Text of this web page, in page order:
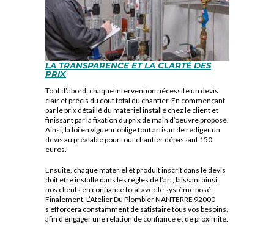
LA TRANSPARENCEET LA CLARTÉDES
PRIX
Tout d’abord, chaque intervention nécessite un devis
clair et précis du cout total du chantier. En commençant
par le prix détaillé du materiel installé chez le client et
finissant par la fixation du prix de main d’oeuvre proposé.
Ainsi, la loi en vigueur oblige tout artisan de rédiger un
devis au préalable pour tout chantier dépassant 150
euros.
Ensuite, chaque matériel et produit inscrit dans le devis
doit être installé dans les règles de l’art, laissant ainsi
nos clients en confiance total avec le système posé.
Finalement, L’Atelier Du Plombier NANTERRE 92000
s’efforcera constamment de satisfaire tous vos besoins,
afin d’engager une relation de confiance et de proximité.